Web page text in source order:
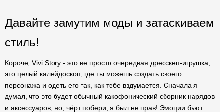
Давайте замутим моды и затаскиваем
стиль!
Короче, Vivi Story - это не просто очередная дресскеп-игрушка,
это целый калейдоскоп, где ты можешь создать своего
персонажа и одеть его так, как тебе вздумается. Сначала я
думал, что это будет обычный какофонический сборник нарядов
и аксессуаров, но, чёрт побери, я был не прав! Эмоции бьют